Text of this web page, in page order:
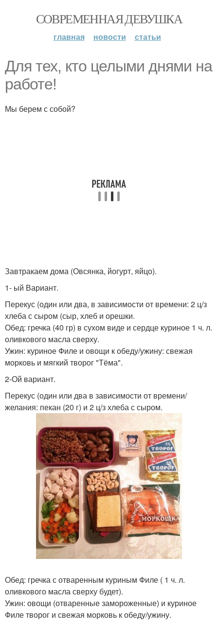
СОВРЕМЕННАЯ ДЕВУШКА
главная новости статьи
Для тех, кто целыми днями на
работе!
Мы берем с собой?
Завтракаем дома (Овсянка, йогурт, яйцо).
1- ый Вариант.
Перекус (один или два, в зависимости от времени: 2 ц/з
хлеба с сыром (сыр, хлеб и орешки.
Обед: гречка (40 гр) в сухом виде и сердце куриное 1 ч. л.
оливкового масла сверху.
Ужин: куриное Филе и овощи к обеду/ужину: свежая
морковь и мягкий творог "Тёма".
2-Ой вариант.
Перекус (один или два в зависимости от времени/
желания: пекан (20 г) и 2 ц/з хлеба с сыром.
Обед: гречка с отваренным куриным Филе ( 1 ч. л.
оливкового масла сверху будет).
Ужин: овощи (отваренные замороженные) и куриное
Филе творог и свежая морковь к обеду/ужину.